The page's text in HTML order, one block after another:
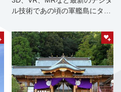
ル技術であの頃の軍艦島にタイ